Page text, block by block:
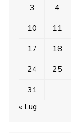
3 4
10 11
17 18
24 25
31
« Lug